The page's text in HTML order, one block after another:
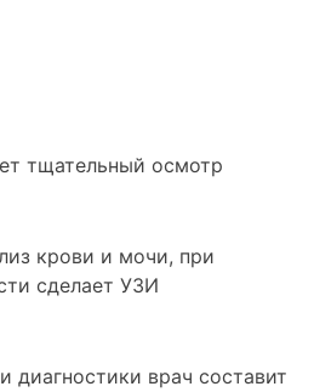
тщательный осмотр
крови и мочи, при
сделает УЗИ
диагностики врач составит